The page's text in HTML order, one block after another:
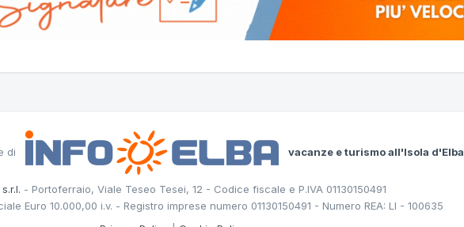
di vacanze e turismo all'Isola d'Elba
- Portoferraio, Viale Teseo Tesei, 12 - Codice fiscale e P.IVA 01130150491
Euro 10.000,00 i.v. - Registro imprese numero 01130150491 - Numero REA: LI - 100635